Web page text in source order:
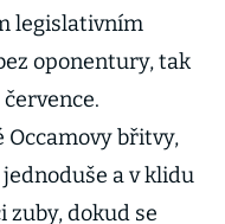
legislativním
oponentury, tak
Occamovy břitvy,
a v klidu
zuby, dokud se